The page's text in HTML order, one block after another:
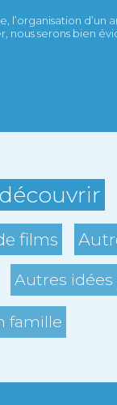
d’un
nous serons bien
films
Autres idées
famille